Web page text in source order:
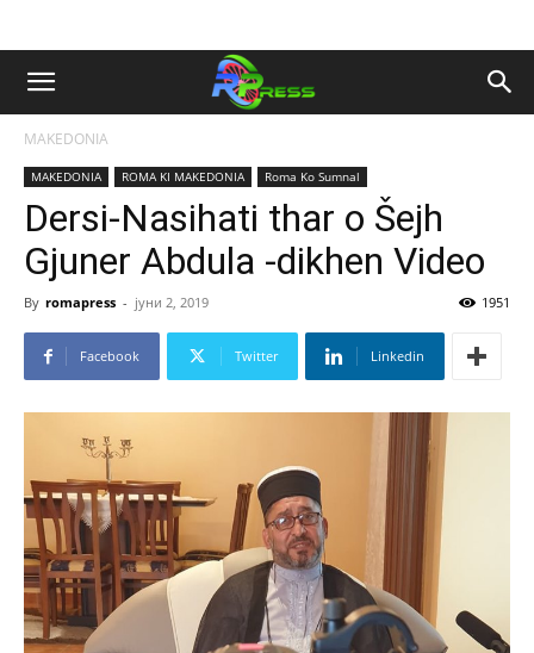
MAKEDONIA
MAKEDONIA ROMA KI MAKEDONIA Roma Ko Sumnal
Dersi-Nasihati thar o Šejh
Gjuner Abdula -dikhen Video
By romapress - јуни 2, 2019 1951
Facebook Twitter Linkedin